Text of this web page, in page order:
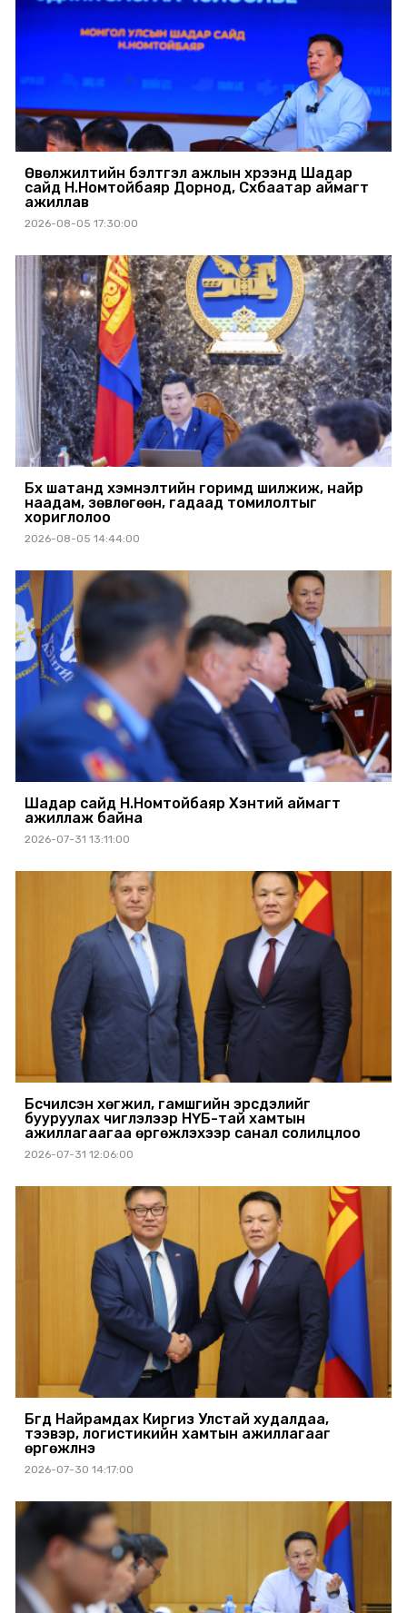
Өвөлжилтийн бэлтгэл ажлын хүрээнд Шадар
сайд Н.Номтойбаяр Дорнод, Сүхбаатар аймагт
ажиллав
2026-08-05 17:30:00
Бүх шатанд хэмнэлтийн горимд шилжиж, найр
наадам, зөвлөгөөн, гадаад томилолтыг
хориглолоо
2026-08-05 14:44:00
Шадар сайд Н.Номтойбаяр Хэнтий аймагт
ажиллаж байна
2026-07-31 13:11:00
Бүсчилсэн хөгжил, гамшгийн эрсдэлийг
бууруулах чиглэлээр НҮБ-тай хамтын
ажиллагаагаа өргөжүүлэхээр санал солилцлоо
2026-07-31 12:06:00
Бүгд Найрамдах Киргиз Улстай худалдаа,
тээвэр, логистикийн хамтын ажиллагааг
өргөжүүлнэ
2026-07-30 14:17:00